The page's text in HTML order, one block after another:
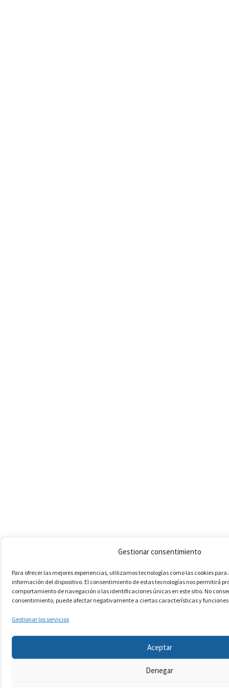
Gestionar consentimiento
Para ofrecer las mejores experiencias, utilizamos tecnologías como las cookies
información del dispositivo. El consentimiento de estas tecnologías nos permitirá
comportamiento de navegación o las identificaciones únicas en este sitio. No
consentimiento, puede afectar negativamente a ciertas características y
Gestionar los servicios
Aceptar
Denegar